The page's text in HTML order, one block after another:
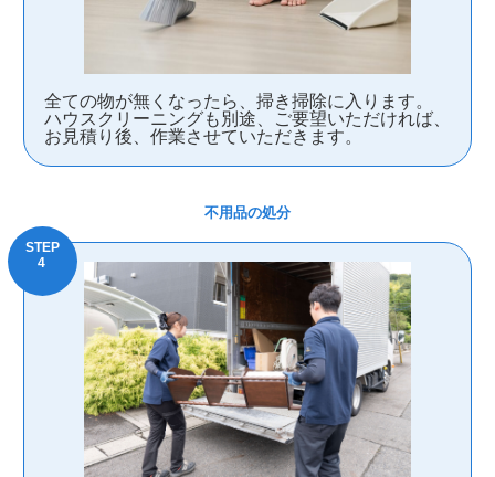
全ての物が無くなったら、掃き掃除に入ります。
ハウスクリーニングも別途、ご要望いただければ、
お見積り後、作業させていただきます。
不用品の処分